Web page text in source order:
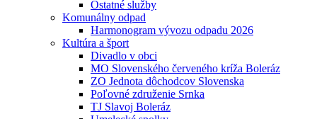
Ostatné služby
Komunálny odpad
Harmonogram vývozu odpadu 2026
Kultúra a šport
Divadlo v obci
MO Slovenského červeného kríža Boleráz
ZO Jednota dôchodcov Slovenska
Poľovné združenie Srnka
TJ Slavoj Boleráz